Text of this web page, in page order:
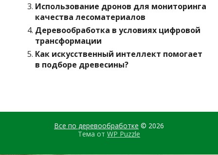
Использование дронов для мониторинга
качества лесоматериалов
Деревообработка в условиях цифровой
трансформации
Как искусственный интеллект помогает
в подборе древесины?
Все по деревообработке © 2026
Тема от WP Puzzle